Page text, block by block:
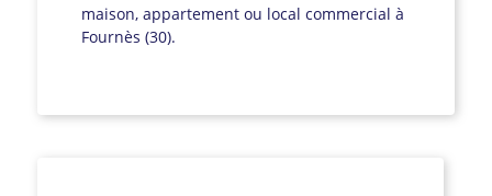
maison, appartement ou local commercial à
Fournès (30).